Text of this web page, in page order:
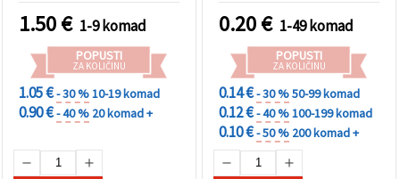
1.50€ 1-9 komad
POPUSTI
ZA KOLIČINU
1.05 €- 30 %10-19 komad
0.90 €- 40 % 20 komad +
0.20€ 1-49 komad
POPUSTI
ZA KOLIČINU
0.14 €- 30 %50-99 komad
0.12 €- 40 %100-199 komad
0.10 €- 50 % 200 komad +